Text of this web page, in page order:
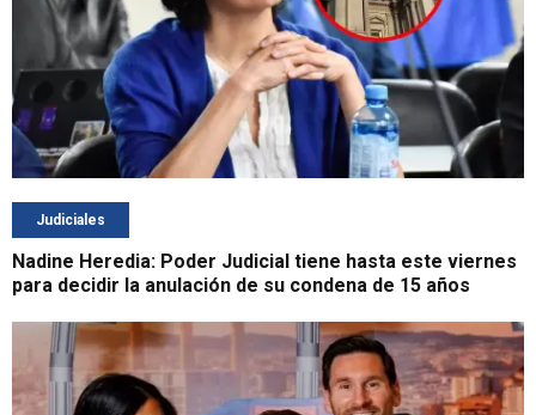
Judiciales
Nadine Heredia: Poder Judicial tiene hasta este viernes
para decidir la anulación de su condena de 15 años